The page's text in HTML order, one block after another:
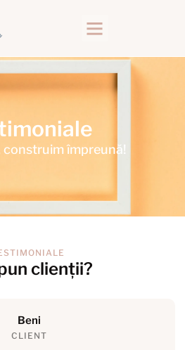
construim împreună!
clienții?
Beni
CLIENT